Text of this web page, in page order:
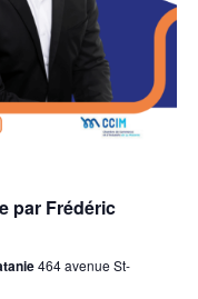
par Frédéric
464 avenue St-